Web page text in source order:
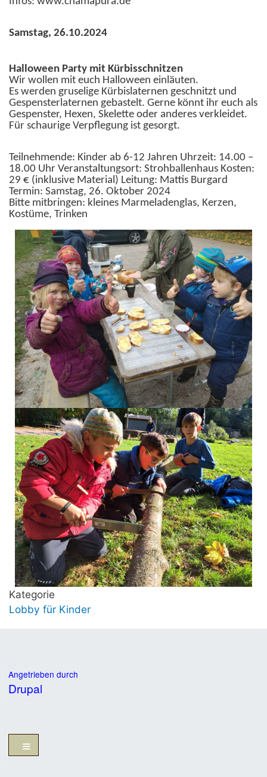
Samstag, 26.10.2024
Halloween Party mit Kürbisschnitzen
Wir wollen mit euch Halloween einläuten.
Es werden gruselige Kürbislaternen geschnitzt und
Gespensterlaternen gebastelt. Gerne könnt ihr euch als
Gespenster, Hexen, Skelette oder anderes verkleidet.
Für schaurige Verpflegung ist gesorgt.
Teilnehmende: Kinder ab 6-12 Jahren Uhrzeit: 14.00 –
18.00 Uhr Veranstaltungsort: Strohballenhaus Kosten:
29 € (inklusive Material) Leitung: Mattis Burgard
Termin: Samstag, 26. Oktober 2024
Bitte mitbringen: kleines Marmeladenglas, Kerzen,
Kostüme, Trinken
Kategorie
Lobby für Kinder
Angetrieben durch
Drupal